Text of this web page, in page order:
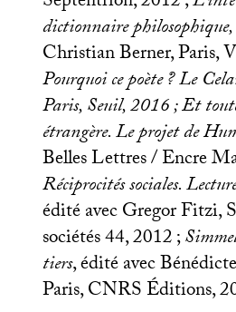
dictionnaire philosophique,
Christian Berner, Paris,
Pourquoi ce poète? Le
Paris, Seuil, 2016; Et
étrangère. Le projet de
Belles Lettres / Encre
Réciprocités sociales.
édité avec Gregor Fitzi,
sociétés 44, 2012;
tiers, édité avec
Paris,CNRSÉditions,